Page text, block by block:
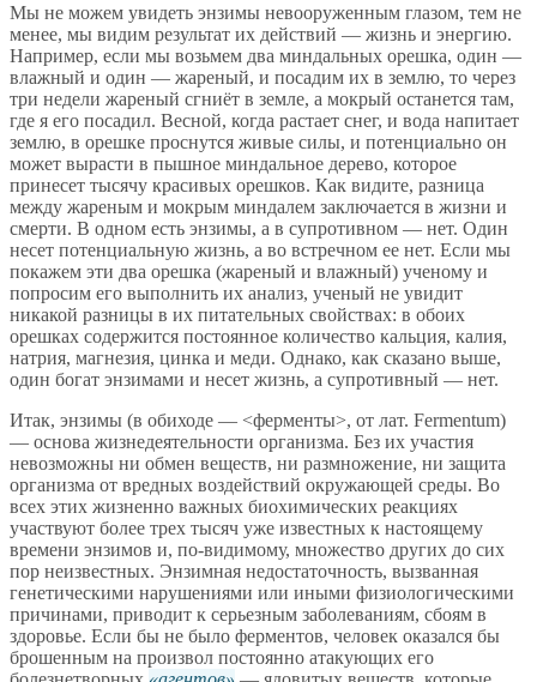
Мы не можем увидеть энзимы невооруженным глазом, тем не
менее, мы видим результат их действий — жизнь и энергию.
Например, если мы возьмем два миндальных орешка, один —
влажный и один — жареный, и посадим их в землю, то через
три недели жареный сгниёт в земле, а мокрый останется там,
где я его посадил. Весной, когда растает снег, и вода напитает
землю, в орешке проснутся живые силы, и потенциально он
может вырасти в пышное миндальное дерево, которое
принесет тысячу красивых орешков. Как видите, разница
между жареным и мокрым миндалем заключается в жизни и
смерти. В одном есть энзимы, а в супротивном — нет. Один
несет потенциальную жизнь, а во встречном ее нет. Если мы
покажем эти два орешка (жареный и влажный) ученому и
попросим его выполнить их анализ, ученый не увидит
никакой разницы в их питательных свойствах: в обоих
орешках содержится постоянное количество кальция, калия,
натрия, магнезия, цинка и меди. Однако, как сказано выше,
один богат энзимами и несет жизнь, а супротивный — нет.
Итак, энзимы (в обиходе — <ферменты>, от лат. Fermentum)
— основа жизнедеятельности организма. Без их участия
невозможны ни обмен веществ, ни размножение, ни защита
организма от вредных воздействий окружающей среды. Во
всех этих жизненно важных биохимических реакциях
участвуют более трех тысяч уже известных к настоящему
времени энзимов и, по-видимому, множество других до сих
пор неизвестных. Энзимная недостаточность, вызванная
генетическими нарушениями или иными физиологическими
причинами, приводит к серьезным заболеваниям, сбоям в
здоровье. Если бы не было ферментов, человек оказался бы
брошенным на произвол постоянно атакующих его